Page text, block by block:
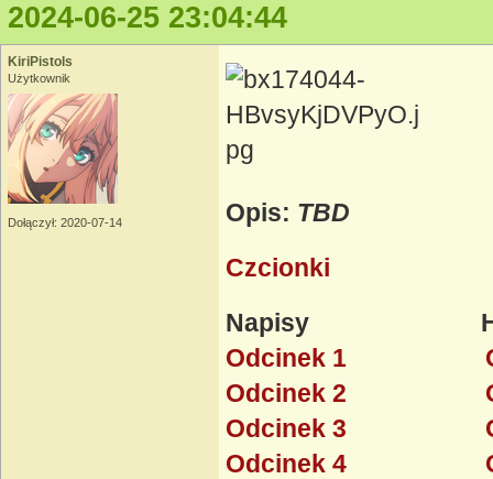
2024-06-25 23:04:44
KiriPistols
Użytkownik
Dołączył: 2020-07-14 Opis: TBD
Czcionki
Napisy
Odcinek 1
Odcinek 2
Odcinek 3
Odcinek 4